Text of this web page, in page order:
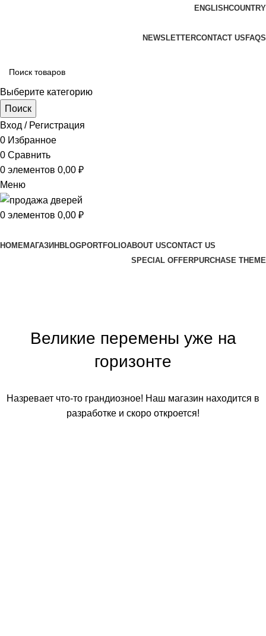
ENGLISHCOUNTRY
NEWSLETTERCONTACT US FAQS
Выберите категорию
Поиск
Вход / Регистрация
0 Избранное
0 Сравнить
0 элементов 0,00 ₽
Меню
0 элементов 0,00 ₽
HOMEМАГАЗИН BLOGPORTFOLIOABOUT USCONTACT US
SPECIAL OFFERPURCHASE THEME
Великие перемены уже на
горизонте
Назревает что-то грандиозное! Наш магазин находится в
разработке и скоро откроется!